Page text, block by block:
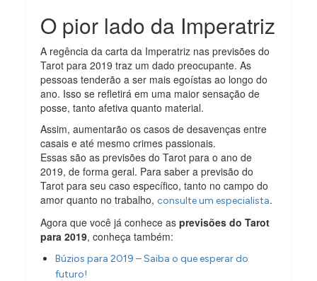
O pior lado da Imperatriz
A regência da carta da Imperatriz nas previsões do
Tarot para 2019 traz um dado preocupante. As
pessoas tenderão a ser mais egoístas ao longo do
ano. Isso se refletirá em uma maior sensação de
posse, tanto afetiva quanto material.
Assim, aumentarão os casos de desavenças entre
casais e até mesmo crimes passionais.
Essas são as previsões do Tarot para o ano de
2019, de forma geral. Para saber a previsão do
Tarot para seu caso específico, tanto no campo do
amor quanto no trabalho,consulte um especialista.
Agora que você já conhece asprevisões do Tarot
para 2019, conheça também:
Búzios para 2019 – Saiba o que esperar do
futuro!